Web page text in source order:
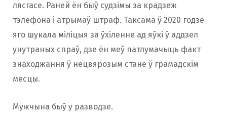
лясгасе. Раней ён быў судзімы за крадзеж
тэлефона і атрымаў штраф. Таксама ў 2020 годзе
яго шукала міліцыя за ўхіленне ад яўкі ў аддзел
унутраных спраў, дзе ён меў патлумачыць факт
знаходжання ў нецвярозым стане ў грамадскім
месцы.
Мужчына быў у разводзе.